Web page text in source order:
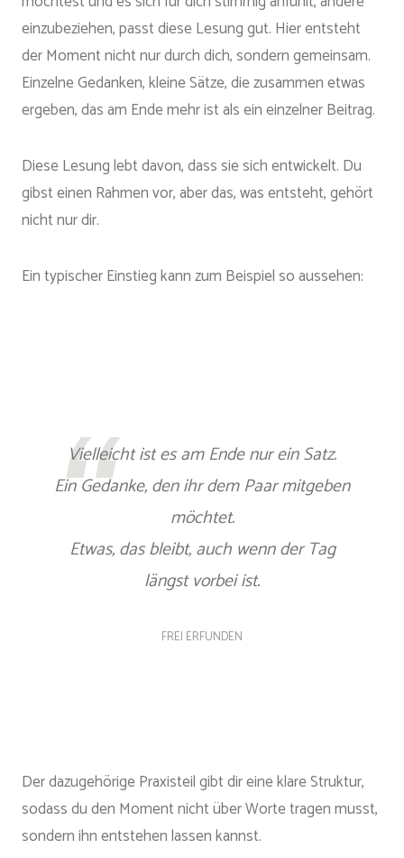
einzubeziehen, passt diese Lesung gut. Hier entsteht
der Moment nicht nur durch dich, sondern gemeinsam.
Einzelne Gedanken, kleine Sätze, die zusammen etwas
ergeben, das am Ende mehr ist als ein einzelner Beitrag.
Diese Lesung lebt davon, dass sie sich entwickelt. Du
gibst einen Rahmen vor, aber das, was entsteht, gehört
nicht nur dir.
Ein typischer Einstieg kann zum Beispiel so aussehen:
Vielleicht ist es am Ende nur ein Satz.
Ein Gedanke, den ihr dem Paar mitgeben
möchtet.
Etwas, das bleibt, auch wenn der Tag
längst vorbei ist.
FREI ERFUNDEN
Der dazugehörige Praxisteil gibt dir eine klare Struktur,
sodass du den Moment nicht über Worte tragen musst,
sondern ihn entstehen lassen kannst.